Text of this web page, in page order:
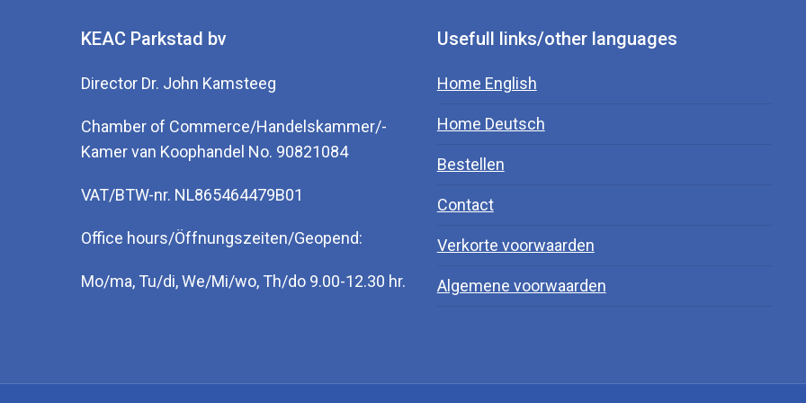
KEAC Parkstad bv
Director Dr. John Kamsteeg
Chamber of Commerce/Handelskammer/-
Kamer van Koophandel No. 90821084
VAT/BTW-nr. NL865464479B01
Office hours/Öffnungszeiten/Geopend:
Mo/ma, Tu/di, We/Mi/wo, Th/do 9.00-12.30 hr.
Usefull links/other languages
Home English
Home Deutsch
Bestellen
Contact
Verkorte voorwaarden
Algemene voorwaarden